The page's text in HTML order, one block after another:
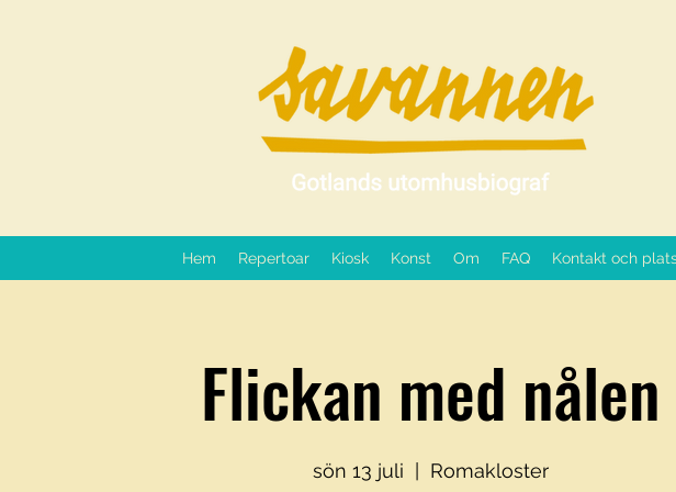
Hem Repertoar Kiosk Konst Om FAQ Kontakt och
Flickan med nålen
sön 13 juli Romakloster